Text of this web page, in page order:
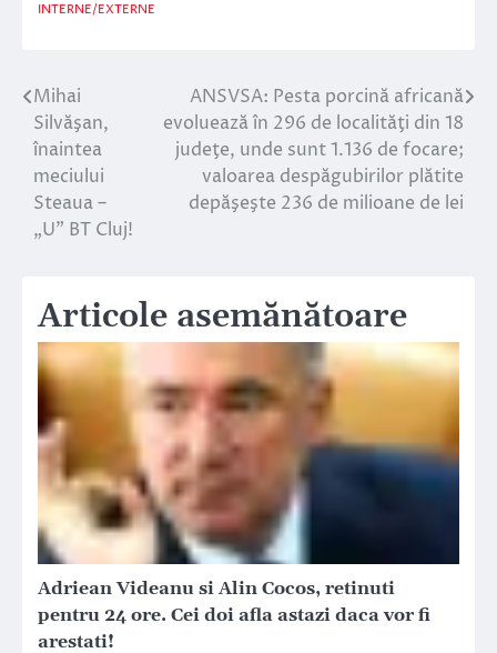
INTERNE/EXTERNE
Navigare
în
articole
Mihai
Silvăşan,
înaintea
meciului
Steaua –
„U” BT Cluj!
ANSVSA: Pesta porcină africană
evoluează în 296 de localităţi din 18
judeţe, unde sunt 1.136 de focare;
valoarea despăgubirilor plătite
depăşeşte 236 de milioane de lei
Articole asemănătoare
Adriean Videanu si Alin Cocos, retinuti
pentru 24 ore. Cei doi afla astazi daca vor fi
arestati!